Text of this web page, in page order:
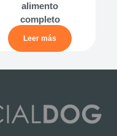
alimento
completo
Leer más